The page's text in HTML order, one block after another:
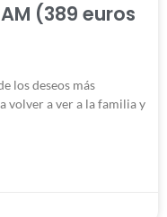
(389 euros
los deseos más
volver a ver a la familia y